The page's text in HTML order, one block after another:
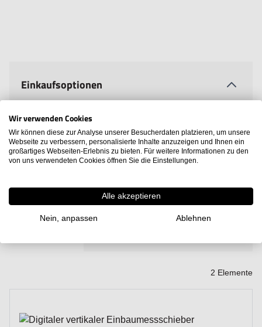
Einkaufsoptionen
Preis
Hersteller
2 Elemente
pro Seite Sortieren nach
Wir verwenden Cookies
Wir können diese zur Analyse unserer Besucherdaten platzieren, um unsere
Webseite zu verbessern, personalisierte Inhalte anzuzeigen und Ihnen ein
großartiges Webseiten-Erlebnis zu bieten. Für weitere Informationen zu den
von uns verwendeten Cookies öffnen Sie die Einstellungen.
Alle akzeptieren
Nein, anpassen Ablehnen